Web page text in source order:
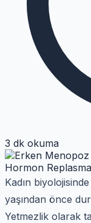
3 dk okuma
Kadın
yaşından önce
Yetmezlik olarak